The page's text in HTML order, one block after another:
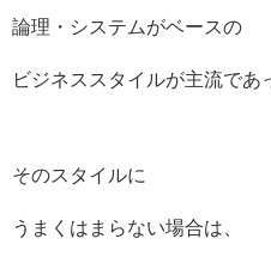
論理・システムがベースの
ビジネススタイルが主流であ
そのスタイルに
うまくはまらない場合は、